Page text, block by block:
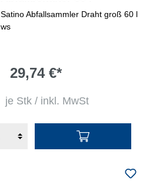
Satino Abfallsammler Draht groß 60 l
ws
29,74 €*
je Stk / inkl. MwSt